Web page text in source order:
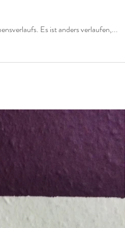
Es ist anders verlaufen,...